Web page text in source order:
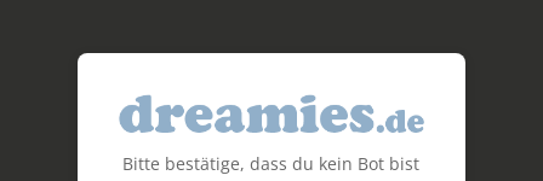
Bitte bestätige, dass du kein Bot bist